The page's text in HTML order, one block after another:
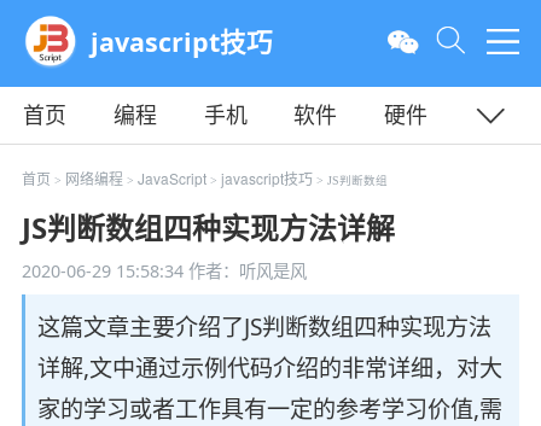
javascript技巧
首页 编程 手机 软件
硬件
教程
平面 服务器
首页 > 网络编程 > JavaScript> javascript技巧 > JS判断数组
JS判断数组四种实现方法详解
2020-06-29 15:58:34作者：听风是风
这篇文章主要介绍了JS判断数组四种实现方法
详解,文中通过示例代码介绍的非常详细，对大
家的学习或者工作具有一定的参考学习价值,需